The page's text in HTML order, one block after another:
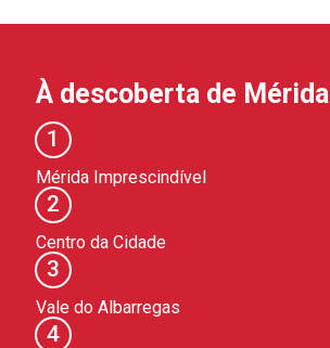
À descoberta de Mérida
1
Mérida Imprescindível
2
Centro da Cidade
3
Vale do Albarregas
4